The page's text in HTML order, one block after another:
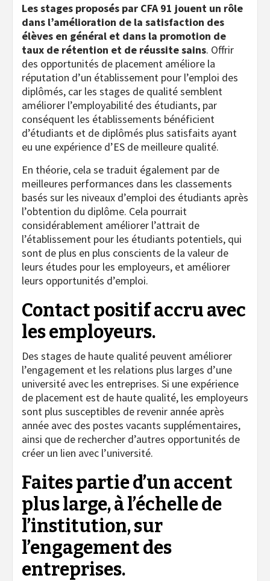
Les stages proposés par CFA 91 jouent un rôle
dans l’amélioration de la satisfaction des
élèves en général et dans la promotion de
taux de rétention et de réussite sains. Offrir
des opportunités de placement améliore la
réputation d’un établissement pour l’emploi des
diplômés, car les stages de qualité semblent
améliorer l’employabilité des étudiants, par
conséquent les établissements bénéficient
d’étudiants et de diplômés plus satisfaits ayant
eu une expérience d’ES de meilleure qualité.
En théorie, cela se traduit également par de
meilleures performances dans les classements
basés sur les niveaux d’emploi des étudiants après
l’obtention du diplôme. Cela pourrait
considérablement améliorer l’attrait de
l’établissement pour les étudiants potentiels, qui
sont de plus en plus conscients de la valeur de
leurs études pour les employeurs, et améliorer
leurs opportunités d’emploi.
Contact positif accru avec
les employeurs.
Des stages de haute qualité peuvent améliorer
l’engagement et les relations plus larges d’une
université avec les entreprises. Si une expérience
de placement est de haute qualité, les employeurs
sont plus susceptibles de revenir année après
année avec des postes vacants supplémentaires,
ainsi que de rechercher d’autres opportunités de
créer un lien avec l’université.
Faites partie d’un accent
plus large, à l’échelle de
l’institution, sur
l’engagement des
entreprises.